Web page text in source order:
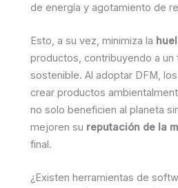
de energía y agotamiento de
Esto, a su vez, minimiza la
productos, contribuyendo a un
sostenible. Al adoptar DFM,
crear productos
no solo beneficien al planeta
mejoren su reputación de la
final.
¿Existen herramientas de